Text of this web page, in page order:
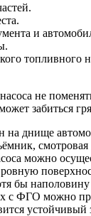
и
топливного
не
забиться
днище
смотровая
можно
бы
с ФГО можно
устойчивый